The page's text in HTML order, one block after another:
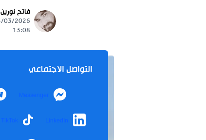
فاتح نورين
13:08
التواصل الاجتماعي
Messenger
LinkedIn
TikTok